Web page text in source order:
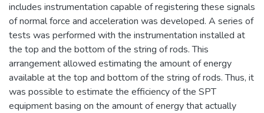
includes instrumentation capable of registering these signals
of normal force and acceleration was developed. A series of
tests was performed with the instrumentation installed at
the top and the bottom of the string of rods. This
arrangement allowed estimating the amount of energy
available at the top and bottom of the string of rods. Thus, it
was possible to estimate the efficiency of the SPT
equipment basing on the amount of energy that actually